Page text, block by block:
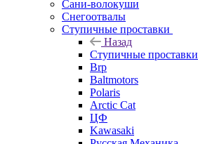
Сани-волокуши
Снегоотвалы
Ступичные проставки
Назад
Ступичные проставки
Brp
Baltmotors
Polaris
Arctic Cat
ЦФ
Kawasaki